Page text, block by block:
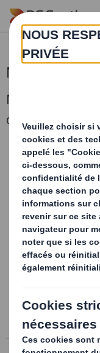
Skip to main content
Merci de nous
Nous vous
délais pour faire